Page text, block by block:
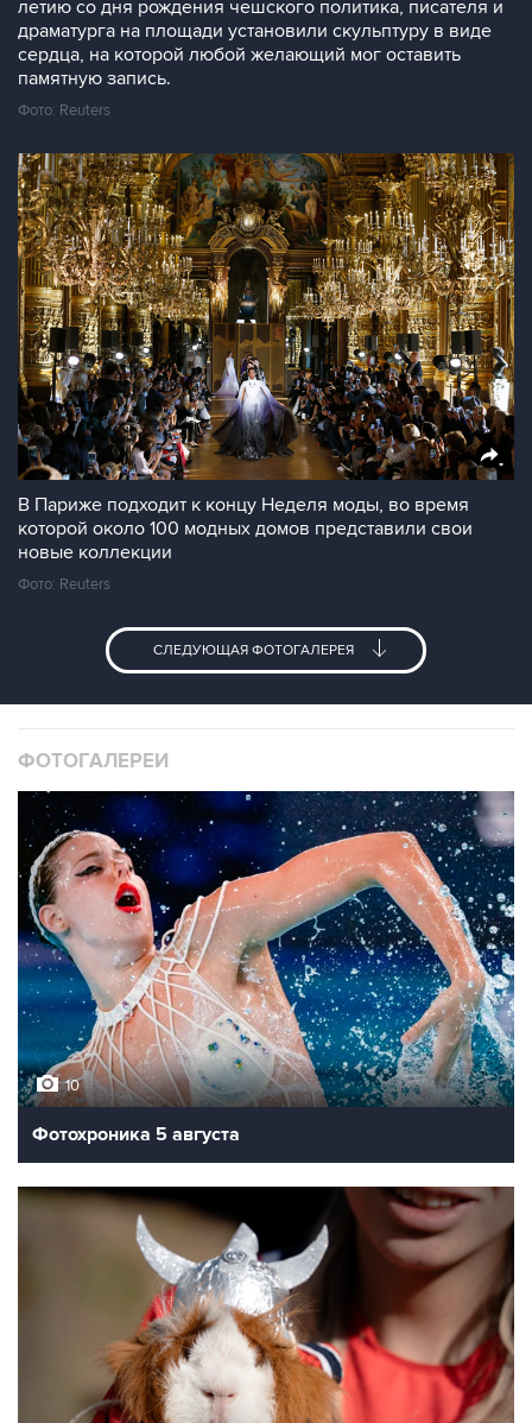
летию со дня рождения чешского политика, писателя и
драматурга на площади установили скульптуру в виде
сердца, на которой любой желающий мог оставить
памятную запись.
Фото: Reuters
В Париже подходит к концу Неделя моды, во время
которой около 100 модных домов представили свои
новые коллекции
Фото: Reuters
СЛЕДУЮЩАЯ ФОТОГАЛЕРЕЯ
ФОТОГАЛЕРЕИ
10
Фотохроника 5 августа